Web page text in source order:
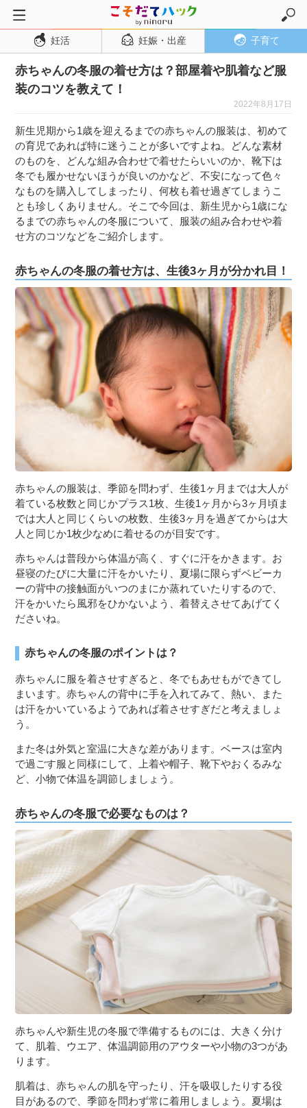
トップページ
妊活
妊娠・出産
妊娠初期
妊娠中期
妊娠後期
出産
子育て・育児
１歳児
２歳児
３〜６歳児
７〜１２歳児
妊活 妊娠・出産 子育て
赤ちゃんの冬服の着せ方は？部屋着や肌着など服
装のコツを教えて！
2022年8月17日
新生児期から1歳を迎えるまでの赤ちゃんの服装は、初めて
の育児であれば特に迷うことが多いですよね。どんな素材
のものを、どんな組み合わせで着せたらいいのか、靴下は
冬でも履かせないほうが良いのかなど、不安になって色々
なものを購入してしまったり、何枚も着せ過ぎてしまうこ
とも珍しくありません。そこで今回は、新生児から1歳にな
るまでの赤ちゃんの冬服について、服装の組み合わせや着
せ方のコツなどをご紹介します。
赤ちゃんの冬服の着せ方は、生後3ヶ月が分かれ目！
赤ちゃんの服装は、季節を問わず、生後1ヶ月までは大人が
着ている枚数と同じかプラス1枚、生後1ヶ月から3ヶ月頃ま
では大人と同じくらいの枚数、生後3ヶ月を過ぎてからは大
人と同じか1枚少なめに着せるのが目安です。
赤ちゃんは普段から体温が高く、すぐに汗をかきます。お
昼寝のたびに大量に汗をかいたり、夏場に限らずベビーカ
ーの背中の接触面がいつのまにか蒸れていたりするので、
汗をかいたら風邪をひかないよう、着替えさせてあげてく
ださいね。
赤ちゃんの冬服のポイントは？
赤ちゃんに服を着させすぎると、冬でもあせもができてし
まいます。赤ちゃんの背中に手を入れてみて、熱い、また
は汗をかいているようであれば着させすぎだと考えましょ
う。
また冬は外気と室温に大きな差があります。ベースは室内
で過ごす服と同様にして、上着や帽子、靴下やおくるみな
ど、小物で体温を調節しましょう。
赤ちゃんの冬服で必要なものは？
赤ちゃんや新生児の冬服で準備するものには、大きく分け
て、肌着、ウエア、体温調節用のアウターや小物の3つがあ
ります。
肌着は、赤ちゃんの肌を守ったり、汗を吸収したりする役
目があるので、季節を問わず常に着用しましょう。夏場は